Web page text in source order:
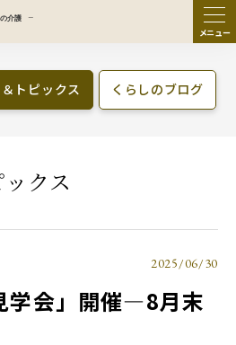
ME
NU
トピックス くらしのブログ
クス
2025/06/30
学会」開催―8月末